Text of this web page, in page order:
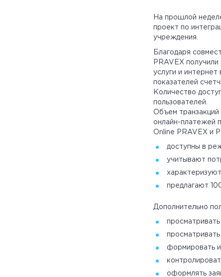
На прошлой
проект по
учреждения.
Благодаря
PRAVEX
услуги и
показателей
Количество
пользователей.
Объем транзакций
онлайн-платежей
Online PRAVEX и
доступны в
учитывают
предлагают
Дополнительно
формировать и
оформлять